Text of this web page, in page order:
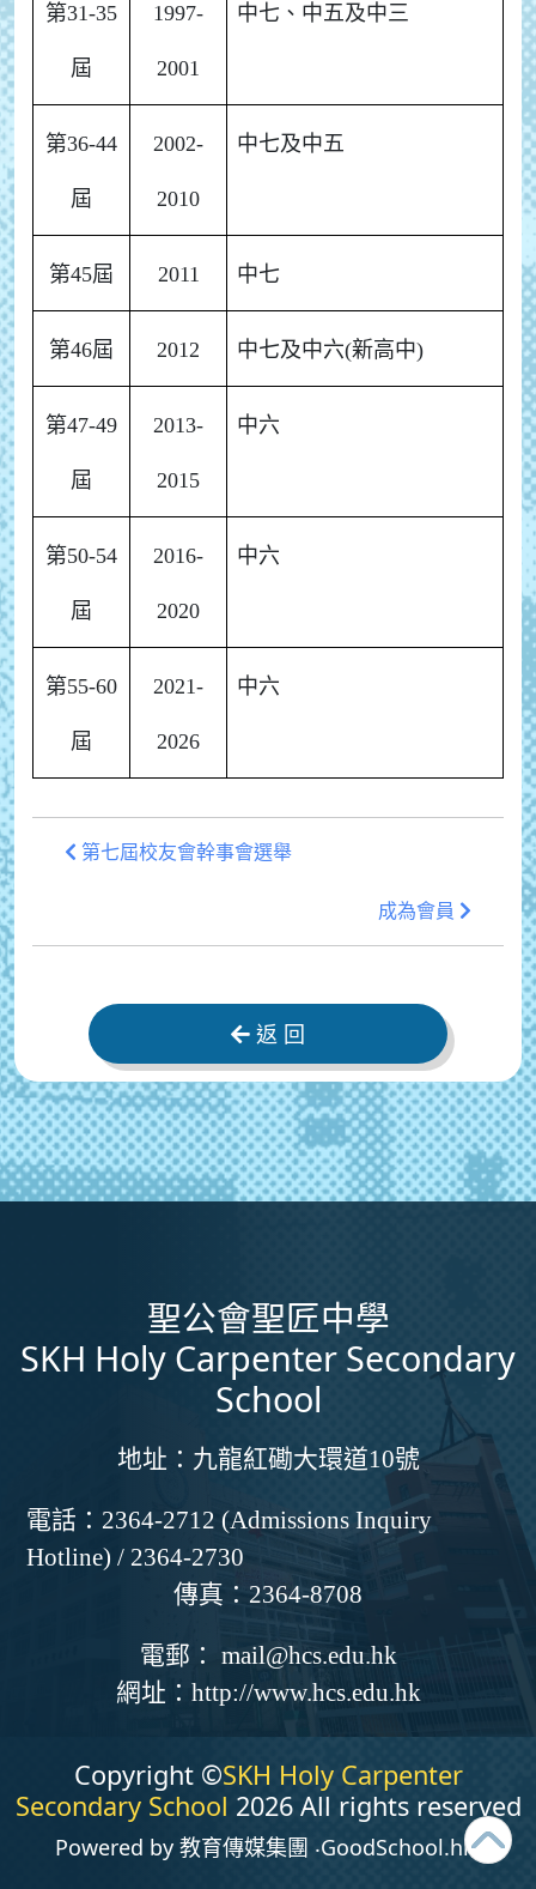
第31-35
屆
1997-
2001
中七、中五及中三
第36-44
屆
2002-
2010
中七及中五
第45屆 2011 中七
第46屆 2012 中七及中六(新高中)
第47-49
屆
2013-
2015
中六
第50-54
屆
2016-
2020
中六
第55-60
屆
2021-
2026
中六
第七屆校友會幹事會選舉
成為會員
返 回
聖公會聖匠中學
SKH Holy Carpenter Secondary
School
地址： 九龍紅磡大環道10號
電話： 2364-2712 (Admissions Inquiry
Hotline) / 2364-2730
傳真： 2364-8708
電郵： mail@hcs.edu.hk
網址： http://www.hcs.edu.hk
Copyright ©SKH Holy Carpenter
Secondary School 2026 All rights reserved
Powered by 教育傳媒集團 ‧GoodSchool.hk.